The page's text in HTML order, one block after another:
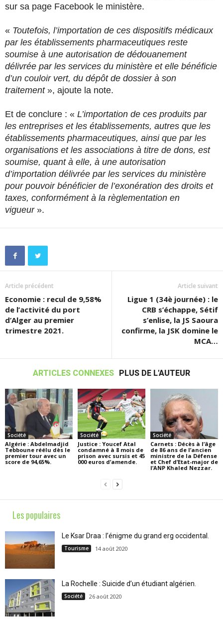
sur sa page Facebook le ministère.
« Toutefois, l’importation de ces dispositifs médicaux
par les établissements pharmaceutiques reste
soumise à une autorisation de dédouanement
délivrée par les services du ministère et elle bénéficie
d’un couloir vert, du dépôt de dossier à son
traitement », ajoute la note.
Et de conclure : « L’importation de ces produits par
les entreprises et les établissements, autres que les
établissements pharmaceutiques, ainsi que par les
organisations et les associations à titre de dons, est
soumise, quant à elle, à une autorisation
d’importation délivrée par les services du ministère
pour pouvoir bénéficier de l’exonération des droits et
taxes, conformément à la règlementation en
vigueur ».
Article précédent
Economie : recul de 9,58%
de l’activité du port
d’Alger au premier
trimestre 2021.
Article suivant
Ligue 1 (34è journée) : le
CRB s’échappe, Sétif
s’enlise, la JS Saoura
confirme, la JSK domine le
MCA…
ARTICLES CONNEXES PLUS DE L'AUTEUR
Société
Algérie : Abdelmadjid
Tebboune réélu dès le
premier tour avec un
score de 94,65%.
Société
Justice : Youcef Atal
condamné à 8 mois de
prison avec sursis et 45
000 euros d’amende.
Société
Carnets : Décès à l’âge
de 86 ans de l’ancien
ministre de la Défense
et Chef d’Etat-major de
l’ANP Khaled Nezzar.
Les populaires
Le Ksar Draa : l’énigme du grand erg occidental.
Tourisme 14 août 2020
La Rochelle : Suicide d’un étudiant algérien.
Société 26 août 2020